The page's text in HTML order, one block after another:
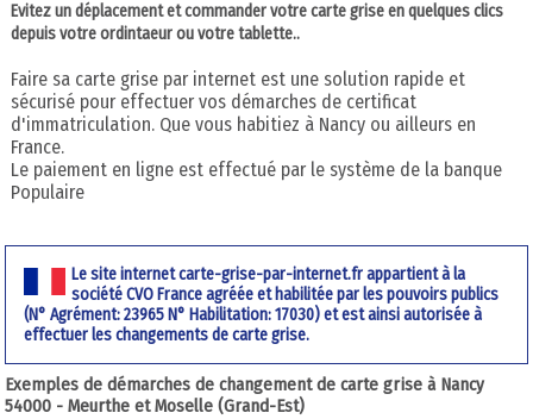
Evitez un déplacement et commander votre carte grise en quelques clics
depuis votre ordintaeur ou votre tablette..
Faire sa carte grise par internet est une solution rapide et
sécurisé pour effectuer vos démarches de certificat
d'immatriculation. Que vous habitiez à Nancy ou ailleurs en
France.
Le paiement en ligne est effectué par le système de la banque
Populaire
Le site internet carte-grise-par-internet.fr appartient à la
société CVO France agréée et habilitée par les pouvoirs publics
(N° Agrément: 23965 N° Habilitation: 17030) et est ainsi autorisée à
effectuer les changements de carte grise.
Exemples de démarches de changement de carte grise à Nancy
54000 - Meurthe et Moselle (Grand-Est)